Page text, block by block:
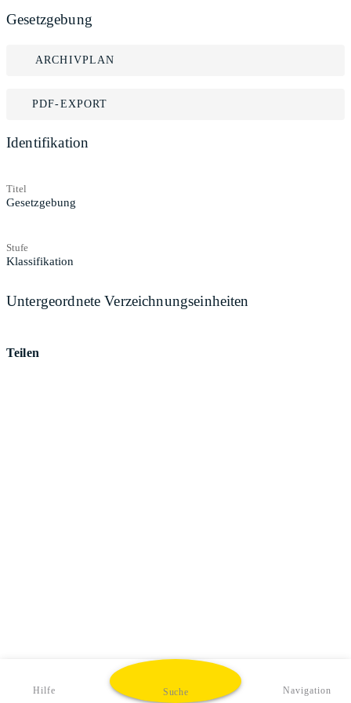
Gesetzgebung
ARCHIVPLAN
PDF-EXPORT
Identifikation
Titel
Gesetzgebung
Stufe
Klassifikation
Untergeordnete Verzeichnungseinheiten
Teilen
Hilfe Suche Navigation